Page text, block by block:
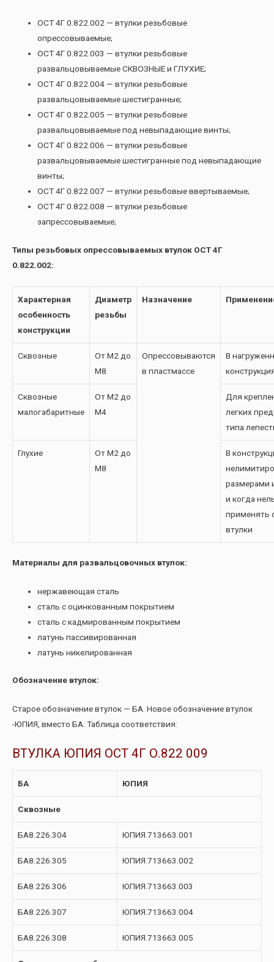
ОСТ 4Г 0.822.002 — втулки резьбовые
опрессовываемые;
ОСТ 4Г 0.822.003 — втулки резьбовые
развальцовываемые СКВОЗНЫЕ и ГЛУХИЕ;
ОСТ 4Г 0.822.004 — втулки резьбовые
развальцовываемые шестигранные;
ОСТ 4Г 0.822.005 — втулки резьбовые
развальцовываемые под невыпадающие винты;
ОСТ 4Г 0.822.006 — втулки резьбовые
развальцовываемые шестигранные под невыпадающие
винты;
ОСТ 4Г 0.822.007 — втулки резьбовые ввертываемые;
ОСТ 4Г 0.822.008 — втулки резьбовые
запрессовываемые;
Типы резьбовых опрессовываемых втулок ОСТ 4Г
0.822.002:
Характерная
особенность
конструкции
Диаметр
резьбы
Назначение
Сквозные
От М2 до
М8
Опрессовываются
в пластмассе
В
Сквозные
малогабаритные
От М2 до
М4
Для
легких
типа
Глухие
От М2 до
М8
В
размерами
и когда
применять
втулки
Материалы для развальцовочных втулок:
нержавеющая сталь
сталь с оцинкованным покрытием
сталь с кадмированным покрытием
латунь пассивированная
латунь никелированная
Обозначение втулок:
Старое обозначение втулок — БА. Новое обозначение втулок
-ЮПИЯ, вместо БА. Таблица соответствия:
ВТУЛКА ЮПИЯ ОСТ 4Г О.822 009
БА ЮПИЯ
Сквозные
БА8.226.304 ЮПИЯ.713663.001
БА8.226.305 ЮПИЯ.713663.002
БА8.226.306 ЮПИЯ.713663.003
БА8.226.307 ЮПИЯ.713663.004
БА8.226.308 ЮПИЯ.713663.005